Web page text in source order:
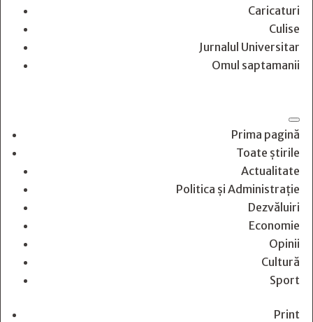
Caricaturi
Culise
Jurnalul Universitar
Omul saptamanii
Prima pagină
Toate știrile
Actualitate
Politica și Administrație
Dezvăluiri
Economie
Opinii
Cultură
Sport
Print